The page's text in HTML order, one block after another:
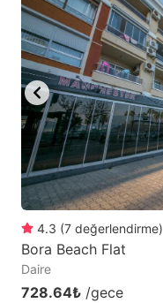
4.3 (7 değerlendirme)
Bora Beach Flat
Daire
728.64₺ /gece